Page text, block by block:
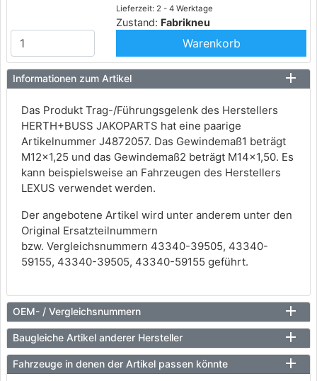
Lieferzeit: 2 - 4 Werktage
Zustand: Fabrikneu
Warenkorb
Informationen zum Artikel
Das Produkt Trag-/Führungsgelenk des Herstellers
HERTH+BUSS JAKOPARTS hat eine paarige
Artikelnummer J4872057. Das Gewindemaß1 beträgt
M12x1,25 und das Gewindemaß2 beträgt M14x1,50. Es
kann beispielsweise an Fahrzeugen des Herstellers
LEXUS verwendet werden.
Der angebotene Artikel wird unter anderem unter den
Original Ersatzteilnummern
bzw. Vergleichsnummern 43340-39505, 43340-
59155, 43340-39505, 43340-59155 geführt.
OEM- / Vergleichsnummern
Baugleiche Artikel anderer Hersteller
Fahrzeuge in denen der Artikel passen könnte